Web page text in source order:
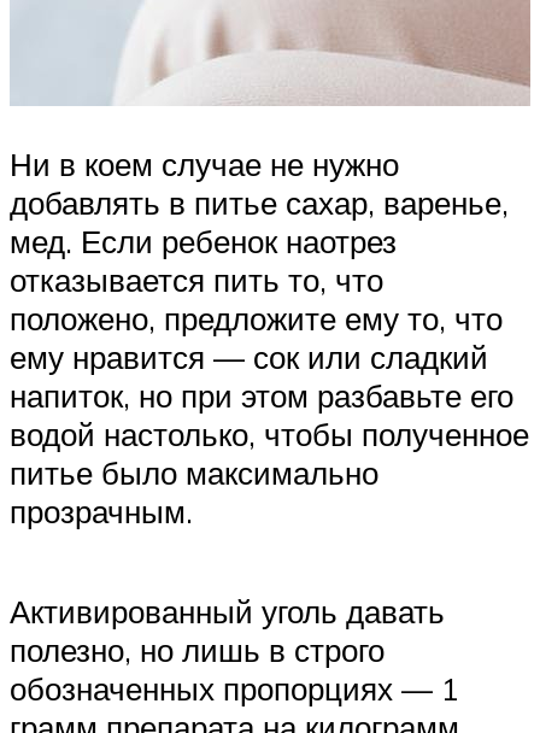
Ни в коем случае не нужно
добавлять в питье сахар, варенье,
мед. Если ребенок наотрез
отказывается пить то, что
положено, предложите ему то, что
ему нравится — сок или сладкий
напиток, но при этом разбавьте его
водой настолько, чтобы полученное
питье было максимально
прозрачным.
Активированный уголь давать
полезно, но лишь в строго
обозначенных пропорциях — 1